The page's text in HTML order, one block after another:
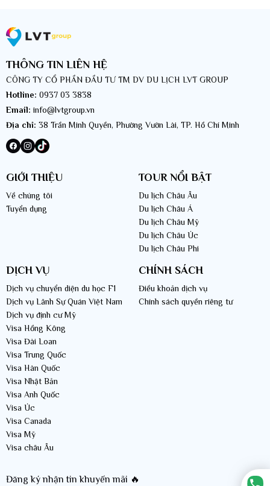
Nên đi Tour du lịch Bỉ vào thời điểm nào là
điểm tốt nhất để tới đây phụ thuộc vào sở thích và mong muốn của bạn.
Nếu bạn ưa thích thời tiết ấm áp và cảnh quan xanh tươi, mùa xuân
từ tháng 3 đến tháng 5 là lựa chọn tốt với hoa anh đào nở rộ.
Mùa hè, từ tháng 6 đến tháng 8, cũng rất thích hợp với nhiệt độ ấm
áp và nhiều sự kiện lễ hội diễn ra.
Mùa thu từ tháng 9 đến tháng 11 mang lại thời tiết mát mẻ và cảnh
quan lá đổi màu rất đẹp.
Nếu bạn yêu thích lễ hội Giáng sinh và cảnh quan tuyết phủ, mùa
đông từ tháng 12 đến tháng 2 có thể là lựa chọn tốt để khám phá
các thị trấn và lễ hội Giáng sinh của Bỉ.
THÔNG TIN LIÊN HỆ
CÔNG TY CỔ PHẦN ĐẦU TƯ TM DV DU LỊCH LVT GROUP
Hotline: 0937 03 3838
Email: info@lvtgroup.vn
Địa chỉ: 38 Trần Minh Quyền, Phường Vườn Lài, TP. Hồ Chí Minh
GIỚI THIỆU
Về chúng tôi
Tuyển dụng
TOUR NỔI BẬT
Du lịch Châu Âu
Du lịch Châu Á
Du lịch Châu Mỹ
Du lịch Châu Úc
Du lịch Châu Phi
DỊCH VỤ
Dịch vụ chuyển diện du học F1
Dịch vụ Lãnh Sự Quán Việt Nam
Dịch vụ định cư Mỹ
Visa Hồng Kông
Visa Đài Loan
Visa Trung Quốc
Visa Hàn Quốc
Visa Nhật Bản
Visa Anh Quốc
Visa Úc
Visa Canada
Visa Mỹ
Visa châu Âu
CHÍNH SÁCH
Điều khoản dịch vụ
Chính sách quyền riêng tư
Đăng ký nhận tin khuyến mãi 🔥